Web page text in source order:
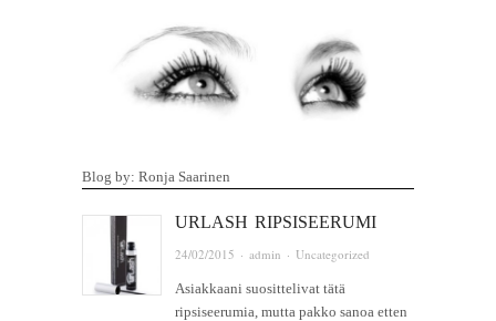
Blog by: Ronja Saarinen
URLASH RIPSISEERUMI
24/02/2015 ·admin ·Uncategorized
Asiakkaani suosittelivat tätä
ripsiseerumia, mutta pakko sanoa etten